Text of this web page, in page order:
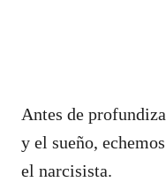
Antes de
y el sueño,
el narcisista.